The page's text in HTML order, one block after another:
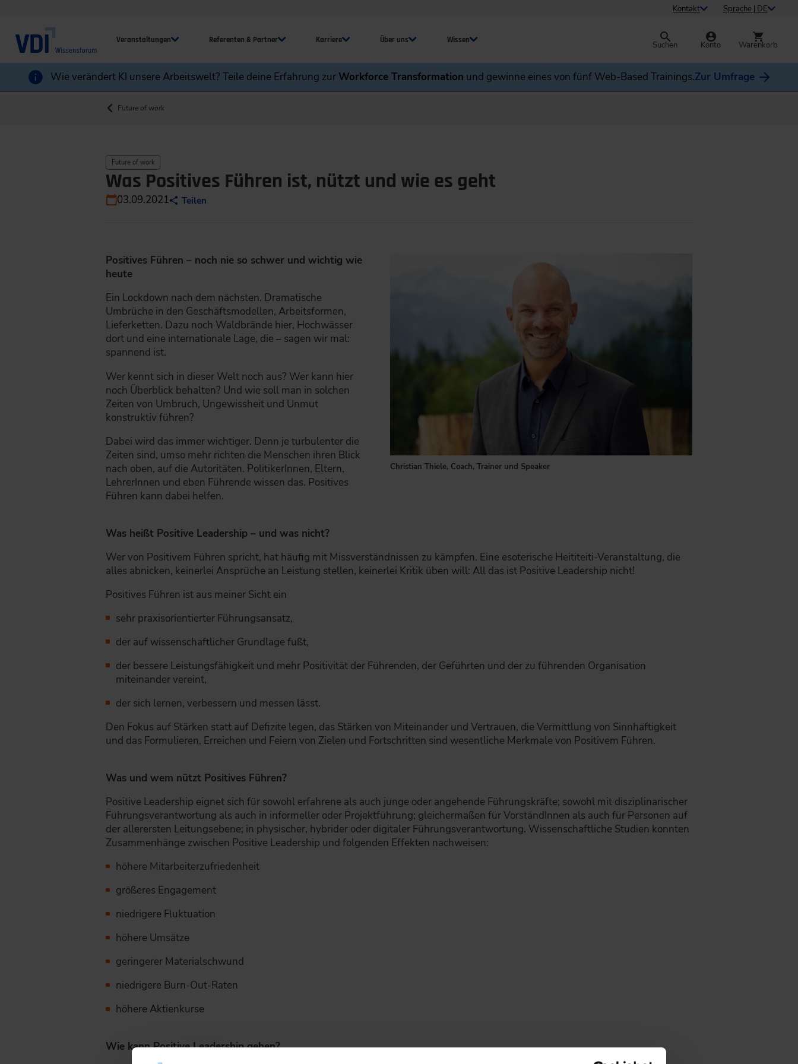
Kontakt Sprache | DE
Veranstaltungen Referenten & Partner Karriere Über uns Wissen Suchen Konto Warenkorb
Wie verändert KI unsere Arbeitswelt? Teile deine Erfahrung zurWorkforce Transformation und gewinne eines von fünf Web-Based Trainings.Zur Umfrage
Future of work
Future of work
Was Positives Führen ist, nützt und wie es geht
03.09.2021 Teilen
Christian Thiele, Coach, Trainer und Speaker
Positives Führen – noch nie so schwer und wichtig wie
heute
Ein Lockdown nach dem nächsten. Dramatische
Umbrüche in den Geschäftsmodellen, Arbeitsformen,
Lieferketten. Dazu noch Waldbrände hier, Hochwässer
dort und eine internationale Lage, die – sagen wir mal:
spannend ist.
Wer kennt sich in dieser Welt noch aus? Wer kann hier
noch Überblick behalten? Und wie soll man in solchen
Zeiten von Umbruch, Ungewissheit und Unmut
konstruktiv führen?
Dabei wird das immer wichtiger. Denn je turbulenter die
Zeiten sind, umso mehr richten die Menschen ihren Blick
nach oben, auf die Autoritäten. PolitikerInnen, Eltern,
LehrerInnen und eben Führende wissen das. Positives
Führen kann dabei helfen.
Was heißt Positive Leadership – und was nicht?
Wer von Positivem Führen spricht, hat häufig mit Missverständnissen zu kämpfen. Eine esoterische Heititeiti-Veranstaltung, die
alles abnicken, keinerlei Ansprüche an Leistung stellen, keinerlei Kritik üben will: All das ist Positive Leadership nicht!
Positives Führen ist aus meiner Sicht ein
sehr praxisorientierter Führungsansatz,
der auf wissenschaftlicher Grundlage fußt,
der bessere Leistungsfähigkeit und mehr Positivität der Führenden, der Geführten und der zu führenden Organisation
miteinander vereint,
der sich lernen, verbessern und messen lässt.
Den Fokus auf Stärken statt auf Defizite legen, das Stärken von Miteinander und Vertrauen, die Vermittlung von Sinnhaftigkeit
und das Formulieren, Erreichen und Feiern von Zielen und Fortschritten sind wesentliche Merkmale von Positivem Führen.
Was und wem nützt Positives Führen?
Positive Leadership eignet sich für sowohl erfahrene als auch junge oder angehende Führungskräfte; sowohl mit disziplinarischer
Führungsverantwortung als auch in informeller oder Projektführung; gleichermaßen für VorständInnen als auch für Personen auf
der allerersten Leitungsebene; in physischer, hybrider oder digitaler Führungsverantwortung. Wissenschaftliche Studien konnten
Zusammenhänge zwischen Positive Leadership und folgenden Effekten nachweisen:
höhere Mitarbeiterzufriedenheit
größeres Engagement
niedrigere Fluktuation
höhere Umsätze
geringerer Materialschwund
niedrigere Burn-Out-Raten
höhere Aktienkurse
Wie kann Positive Leadership gehen?